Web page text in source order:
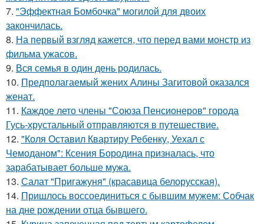
7. "Эффектная Бомбочка" могилой для двоих
закончилась.
8. На первый взгляд кажется, что перед вами монстр из
фильма ужасов.
9. Вся семья в один день родилась.
10. Предполагаемый жених Алины Загитовой оказался
женат.
11. Каждое лето члены "Союза Пенсионеров" города
Гусь-хрустальный отправляются в путешествие.
12. "Коля Оставил Квартиру Ребенку, Уехал с
Чемоданом": Ксения Бородина призналась, что
зарабатывает больше мужа.
13. Салат "Пригажуня" (красавица белорусская).
14. Пришлось воссоединиться с бывшим мужем: Собчак
на дне рождении отца бывшего.